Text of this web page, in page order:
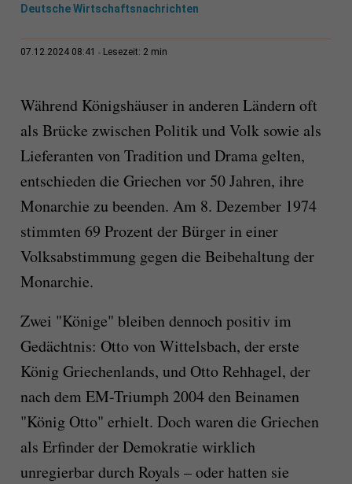
Deutsche Wirtschaftsnachrichten
07.12.2024 08:41 Lesezeit: 2 min
Während Königshäuser in anderen Ländern oft
als Brücke zwischen Politik und Volk sowie als
Lieferanten von Tradition und Drama gelten,
entschieden die Griechen vor 50 Jahren, ihre
Monarchie zu beenden. Am 8. Dezember 1974
stimmten 69 Prozent der Bürger in einer
Volksabstimmung gegen die Beibehaltung der
Monarchie.
Zwei "Könige" bleiben dennoch positiv im
Gedächtnis: Otto von Wittelsbach, der erste
König Griechenlands, und Otto Rehhagel, der
nach dem EM-Triumph 2004 den Beinamen
"König Otto" erhielt. Doch waren die Griechen
als Erfinder der Demokratie wirklich
unregierbar durch Royals – oder hatten sie